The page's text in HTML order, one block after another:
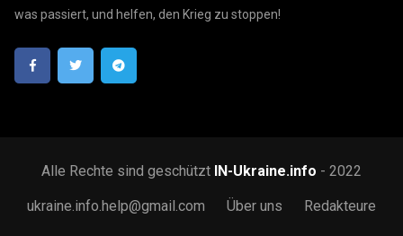
was passiert, und helfen, den Krieg zu stoppen!
Alle Rechte sind geschützt IN-Ukraine.info - 2022
ukraine.info.help@gmail.com Über uns Redakteure